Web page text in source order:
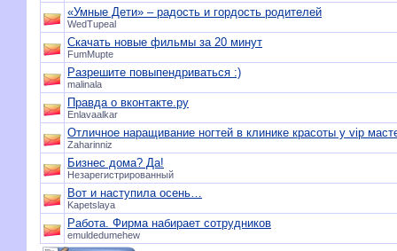
«Умные Дети» – радость и гордость родителей
WedTupeal
Скачать новые фильмы за 20 минут
FumMupte
Разрешите повыпендриваться :)
malinala
Правда о вконтакте.ру
Enlavaalkar
Отличное наращивание ногтей в клинике красоты у vip
Zaharinniz
Бизнес дома? Да!
Незарегистрированный
Вот и наступила осень…
Kapetslaya
Работа. Фирма набирает сотрудников
emuldedumehew